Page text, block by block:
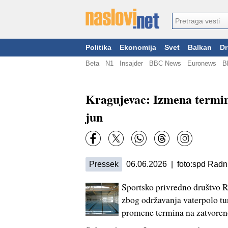
Politika Ekonomija Svet Balkan
Beta N1 Insajder BBC News Euronews
Kragujevac: Izmena
jun
Pressek 06.06.2026 | foto:spd
Sportsko privredno društvo
zbog održavanja vaterpolo
promene termina na